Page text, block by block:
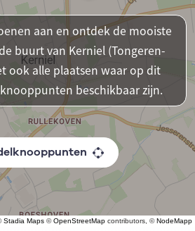
Stadia Maps ©OpenStreetMap contributors, ©NodeMapp
aan en ontdek de mooiste
buurt van Kerniel (Tongeren-
ook alle plaatsen waar op dit
beschikbaar zijn.